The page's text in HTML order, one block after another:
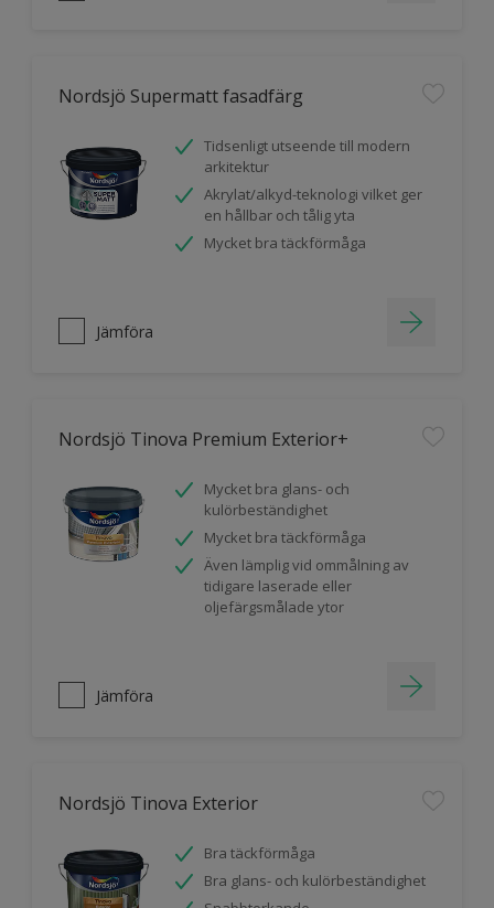
Nordsjö Supermatt fasadfärg
Tidsenligt utseende till modern
arkitektur
Akrylat/alkyd-teknologi vilket ger
en hållbar och tålig yta
Mycket bra täckförmåga
Jämföra
Nordsjö Tinova Premium Exterior+
Mycket bra glans- och
kulörbeständighet
Mycket bra täckförmåga
Även lämplig vid ommålning av
tidigare laserade eller
oljefärgsmålade ytor
Jämföra
Nordsjö Tinova Exterior
Bra täckförmåga
Bra glans- och kulörbeständighet